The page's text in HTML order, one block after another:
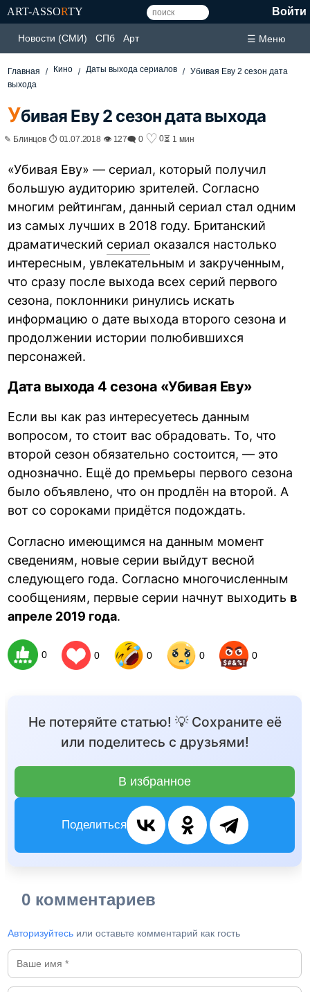
ART-ASSORTY Войти
Новости (СМИ) СПб Арт ☰ Меню
Главная Кино Даты выхода сериалов
Убивая Еву 2 сезон дата
выхода
Убивая Еву 2 сезон дата выхода
✎ Блинцов ⏱ 01.07.2018 👁 127🗨 0 ♡ 0⏳ 1 мин
«Убивая Еву» — сериал, который получил
большую аудиторию зрителей. Согласно
многим рейтингам, данный сериал стал одним
из самых лучших в 2018 году. Британский
драматический сериал оказался настолько
интересным, увлекательным и закрученным,
что сразу после выхода всех серий первого
сезона, поклонники ринулись искать
информацию о дате выхода второго сезона и
продолжении истории полюбившихся
персонажей.
Дата выхода 4 сезона «Убивая Еву»
Если вы как раз интересуетесь данным
вопросом, то стоит вас обрадовать. То, что
второй сезон обязательно состоится, — это
однозначно. Ещё до премьеры первого сезона
было объявлено, что он продлён на второй. А
вот со сороками придётся подождать.
Согласно имеющимся на данным момент
сведениям, новые серии выйдут весной
следующего года. Согласно многочисленным
сообщениям, первые серии начнут выходить в
апреле 2019 года.
0 0 0 0 0
Не потеряйте статью! 💡 Сохраните её
или поделитесь с друзьями!
В избранное
Поделиться
0 комментариев
Авторизуйтесь или оставьте комментарий как гость